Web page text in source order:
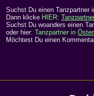
Suchst Du einen Tanzpartner
Dann klicke HIER:
Suchst Du woanders einen
oder hier: Tanzpartner in
Möchtest Du einen